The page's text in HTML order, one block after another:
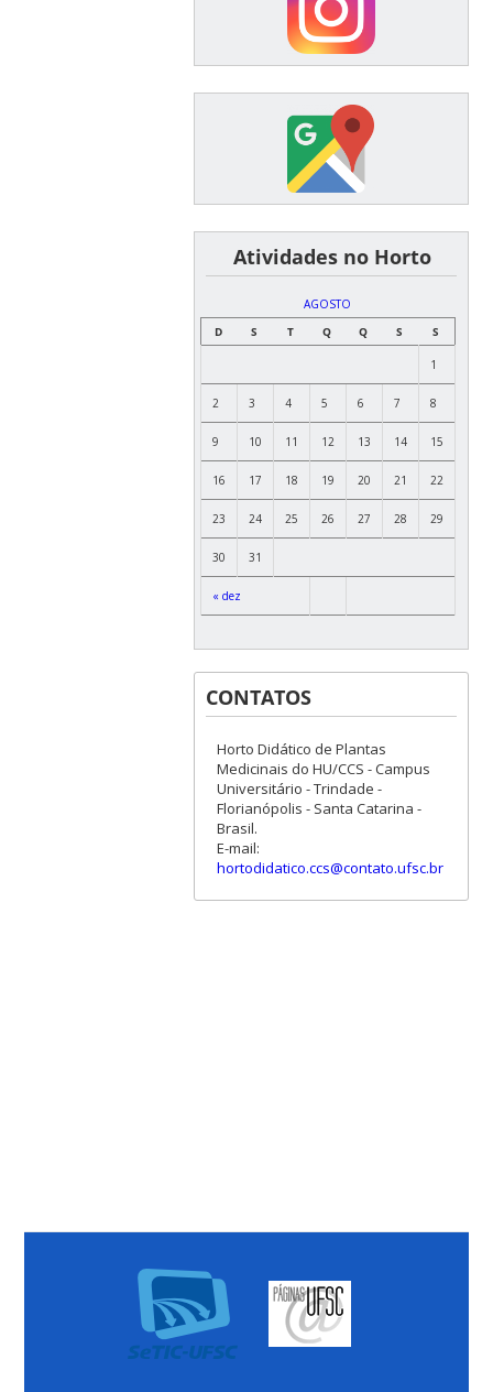
͏ ͏ ͏ ͏ ͏ ͏Atividades no Horto
AGOSTO
D
S T Q Q S S
« dez
1
2 3 4 5 6 7 8
9 10 11 12 13 14 15
16 17 18 19 20 21 22
23 24 25 26 27 28 29
30 31
CONTATOS
Horto Didático de Plantas
Medicinais do HU/CCS - Campus
Universitário - Trindade -
Florianópolis - Santa Catarina -
Brasil.
E-mail:
hortodidatico.ccs@contato.ufsc.br